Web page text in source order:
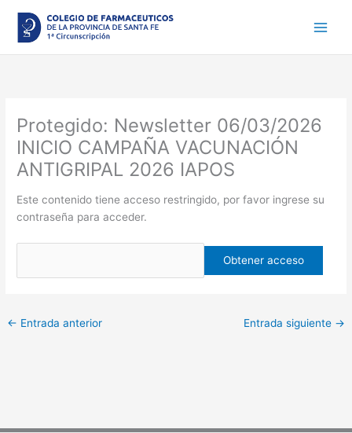
contenido
Protegido: Newsletter 06/03/2026
INICIO CAMPAÑA VACUNACIÓN
ANTIGRIPAL 2026 IAPOS
Este contenido tiene acceso restringido, por favor ingrese su
contraseña para acceder.
← Entrada anterior Entrada siguiente →